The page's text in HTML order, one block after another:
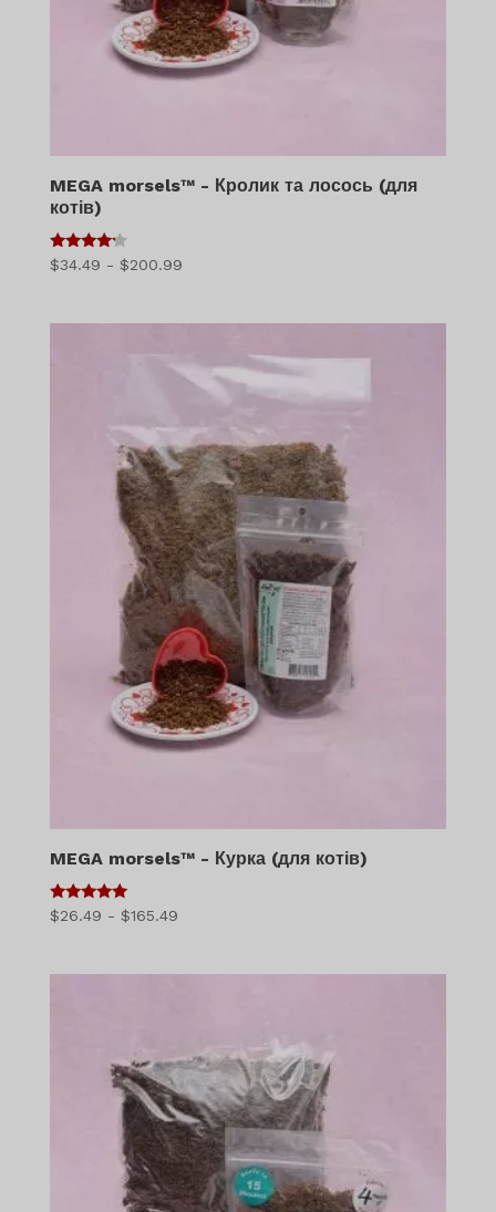
MEGA morsels™ - Кролик та лосось (для
котів)
4
з 5
$34.49 - $200.99Діапазон
$200.99
MEGA morsels™ - Курка (для котів)
5
з 5
$26.49 - $165.49Діапазон